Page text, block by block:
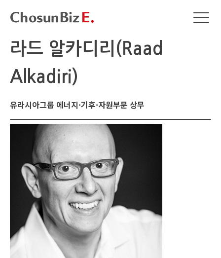
라드 알카디리(Raad
Alkadiri)
유라시아그룹 에너지·기후·자원부문 상무